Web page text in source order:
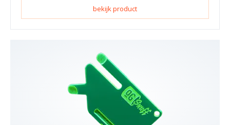
bekijk product